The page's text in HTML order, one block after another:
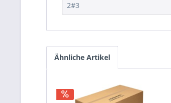
2#3
Ähnliche Artikel